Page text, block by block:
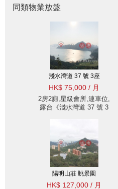
同類物業放盤
淺水灣道 37 號 3座
HK$ 75,000 / 月
2房2廁,星級會所,連車位,
露台《淺水灣道 37 號 3
陽明山莊 眺景園
HK$ 127,000 / 月